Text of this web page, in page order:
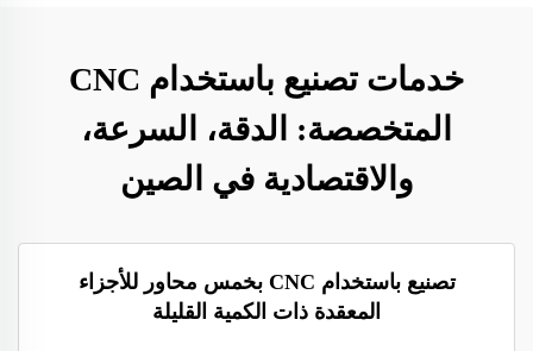
خدمات تصنيع باستخدام CNC
المتخصصة: الدقة، السرعة،
والاقتصادية في الصين
تصنيع باستخدام CNC بخمس محاور للأجزاء
المعقدة ذات الكمية القليلة